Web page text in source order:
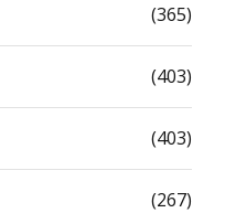
(365)
(403)
(403)
(267)